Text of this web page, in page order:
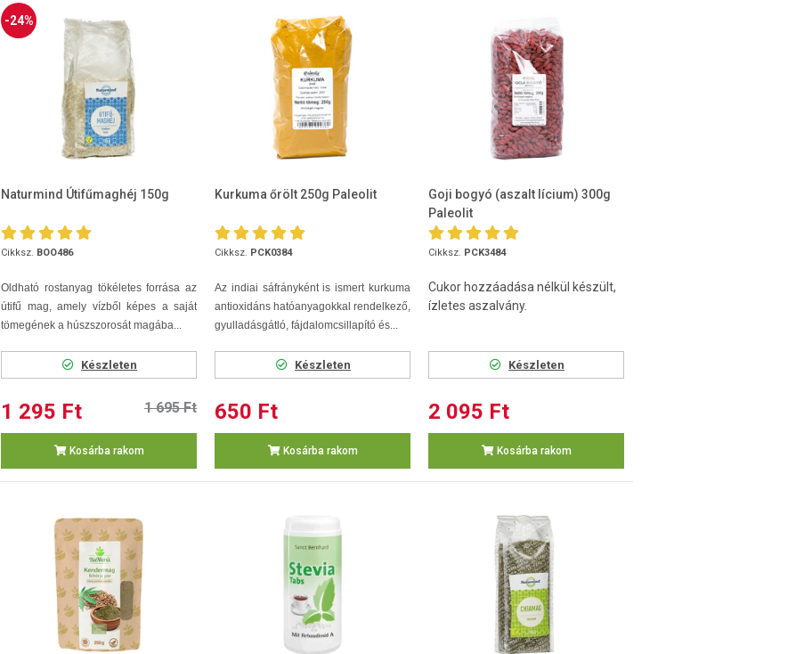
-24%
Naturmind Útifűmaghéj 150g
Cikksz. BOO486
Oldható rostanyag tökéletes forrása az
útifű mag, amely vízből képes a saját
tömegének a húszszorosát magába...
Készleten
1 295 Ft 1 695 Ft
Kosárba rakom
Kurkuma őrölt 250g Paleolit
Cikksz. PCK0384
Az indiai sáfrányként is ismert kurkuma
antioxidáns hatóanyagokkal rendelkező,
gyulladásgátló, fájdalomcsillapító és...
Készleten
650 Ft
Kosárba rakom
Goji bogyó (aszalt lícium) 300g
Paleolit
Cikksz. PCK3484
Cukor hozzáadása nélkül készült,
ízletes aszalvány.
Készleten
2 095 Ft
Kosárba rakom